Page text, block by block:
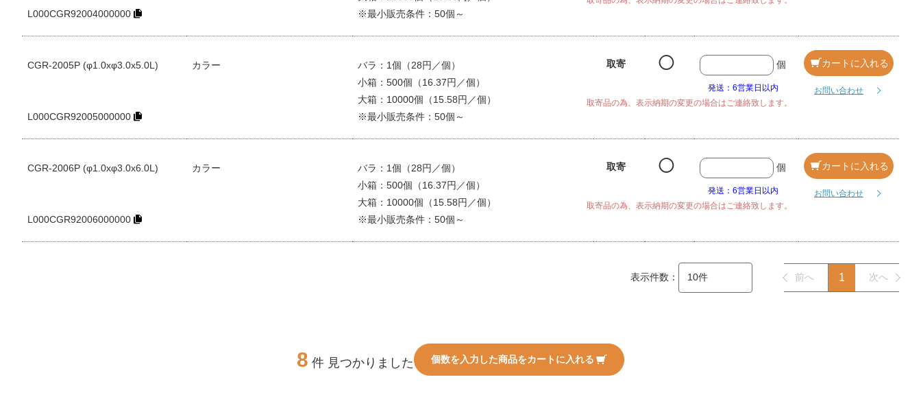
L000CGR92004000000
※最小販売条件：50個～
CGR-2005P (φ1.0xφ3.0x5.0L)
L000CGR92005000000
カラー
バラ：1個（28円／個）
小箱：500個（16.37円／個）
大箱：10000個（15.58円／個）
※最小販売条件：50個～
取寄 ◯ 個
発送：6営業日以内
取寄品の為、表示納期の変更の場合はご連絡致します。
カートに入れる
お問い合わせ
CGR-2006P (φ1.0xφ3.0x6.0L)
L000CGR92006000000
カラー
バラ：1個（28円／個）
小箱：500個（16.37円／個）
大箱：10000個（15.58円／個）
※最小販売条件：50個～
取寄 ◯ 個
発送：6営業日以内
取寄品の為、表示納期の変更の場合はご連絡致します。
カートに入れる
お問い合わせ
表示件数： 前へ 1 次へ
8 件 見つかりました 個数を入力した商品をカートに入れる